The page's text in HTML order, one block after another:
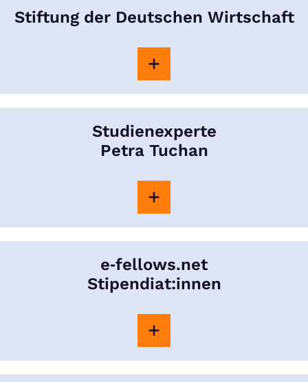
Stiftung der Deutschen Wirtschaft
Studienexperte
Petra Tuchan
e‑fellows.net
Stipendiat:innen